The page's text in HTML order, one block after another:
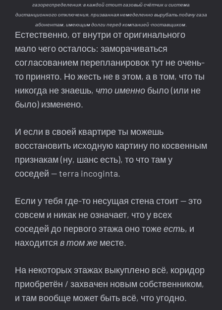
газореспределения: в каждой стоит газовый счётчик и система
дистанционного отключения, призванная немеделенно вырубать подачу газа
абонентам, имеющим долги перед компанией-поставщиком.
Естественно, от внутри от оригинального
мало чего осталось: заморачиваться
согласованием перепланировок тут не очень-
то принято. Но жесть не в этом, а в том, что ты
никогда не знаешь, что именно было (или не
было) изменено.
И если в своей квартире ты можешь
восстановить исходную картину по косвенным
признакам (ну, шанс есть), то что там у
соседей — terra incoginta.
Если у тебя где-то несущая стена стоит — это
совсем и никак не означает, что у всех
соседей до первого этажа оно тожеесть, и
находится в том же месте.
На некоторых этажах выкуплено всё, коридор
приобретён / захвачен новым собственником,
и там вообще может быть всё, что угодно.